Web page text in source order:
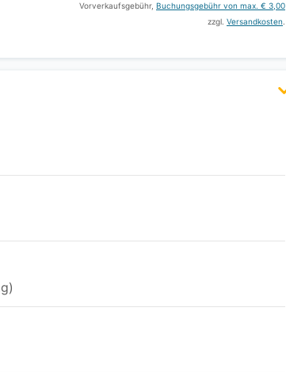
Vorverkaufsgebühr, Buchungsgebühr von max. € 3,00
zzgl. Versandkosten